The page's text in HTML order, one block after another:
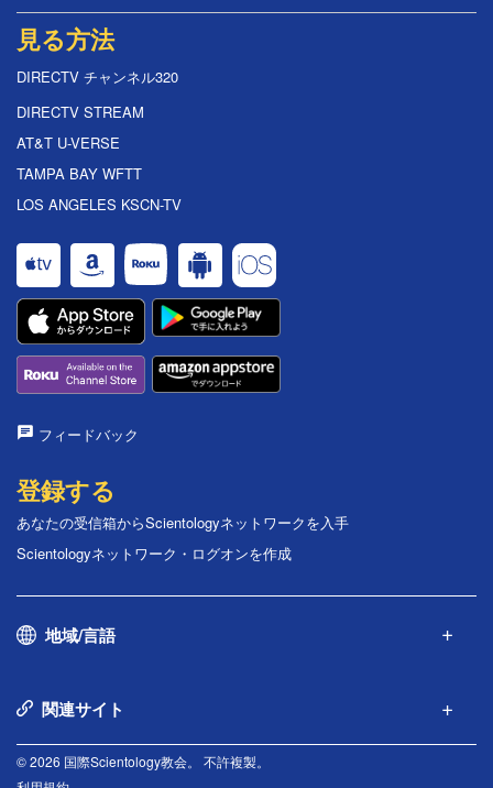
見る方法
DIRECTV チャンネル320
DIRECTV STREAM
AT&T U-VERSE
TAMPA BAY WFTT
LOS ANGELES KSCN-TV
フィードバック
登録する
あなたの受信箱からScientologyネットワークを入手
Scientologyネットワーク・ログオンを作成
地域/言語
関連サイト
© 2026 国際Scientology教会。 不許複製。